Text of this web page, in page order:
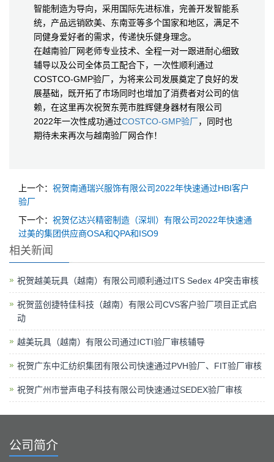
智能制造为导向，采用国际先进标准，完善开发智能系
统，产品远销欧美、东南亚等多个国家和地区，满足不
同健身爱好者的需求，传递快乐健身理念。
在越南验厂网老师专业技术、全程一对一跟进耐心细致
辅导以及公司全体员工配合下，一次性顺利通过
COSTCO-GMP验厂，为将来公司发展奠定了良好的发
展基础，既开拓了市场同时也增加了消费者对公司的信
赖，在这里再次祝贺东莞市胜辉健身器材有限公司
2022年一次性成功通过COSTCO-GMP验厂，同时也
期待未来再次与越南验厂网合作！
上一个： 祝贺南通瑞兴服饰有限公司2022年快速通过HBI客户
验厂
下一个： 祝贺亿达兴精密制造（深圳）有限公司2022年快速通
过美的集团供应商OSA和QPA和ISO9
相关新闻
祝贺越美玩具（越南）有限公司顺利通过ITS Sedex 4P突击审核
祝贺蓝创捷特佳科技（越南）有限公司CVS客户验厂项目正式启
动
越美玩具（越南）有限公司通过ICTI验厂审核辅导
祝贺广东中汇纺织集团有限公司快速通过PVH验厂、FIT验厂审核
祝贺广州市誉声电子科技有限公司快速通过SEDEX验厂审核
公司简介